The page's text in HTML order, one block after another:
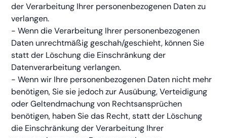
der Verarbeitung Ihrer personenbezogenen Daten zu
verlangen.
- Wenn die Verarbeitung Ihrer personenbezogenen
Daten unrechtmäßig geschah/geschieht, können Sie
statt der Löschung die Einschränkung der
Datenverarbeitung verlangen.
- Wenn wir Ihre personenbezogenen Daten nicht mehr
benötigen, Sie sie jedoch zur Ausübung, Verteidigung
oder Geltendmachung von Rechtsansprüchen
benötigen, haben Sie das Recht, statt der Löschung
die Einschränkung der Verarbeitung Ihrer